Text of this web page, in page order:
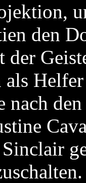
den
nach